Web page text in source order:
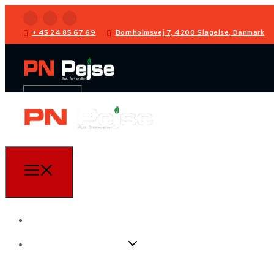
+ 45 24 85 67 69 Bornholmsvej 7, 4200 Slagelse, Danmark
Forside
Vores produkter